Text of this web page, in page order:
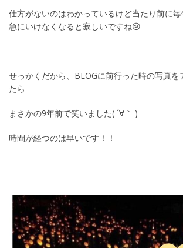
仕方がないのはわかっているけど当たり前に
急にいけなくなると寂しいですね😢
せっかくだから、BLOGに前行った時の写真を
たら
まさかの9年前で笑いました( ´∀｀ )
時間が経つのは早いです！！